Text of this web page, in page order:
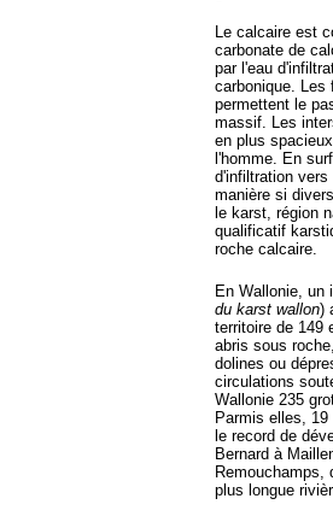
Le calcaire est
carbonate de
par l'eau
carbonique. Les
permettent le
massif. Les
en plus
l'homme. En
d'infiltration
manière si
le karst, région
qualificatif
roche calcaire.
En Wallonie, un
du karst wallon)
territoire de 149
abris sous
dolines ou
circulations
Wallonie 235
Parmis elles,
le record de
Bernard à
Remouchamps,
plus longue